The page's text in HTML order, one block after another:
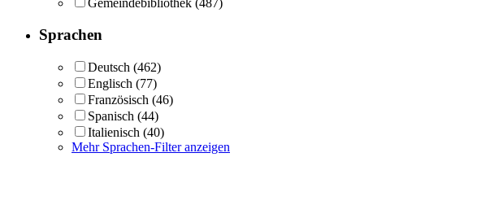
Gemeindebibliothek (487)
Sprachen
Deutsch (462)
Englisch (77)
Französisch (46)
Spanisch (44)
Italienisch (40)
Mehr Sprachen-Filter anzeigen